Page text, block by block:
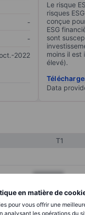
en matière de
pour vous offrir une
analysant les opérations du
-
-
2022
Le risque
risques
conçue
ESG
sont
moins il est
élevé).
Data
T1
XXXXXXX
XXXXXXX
XXXXXXX